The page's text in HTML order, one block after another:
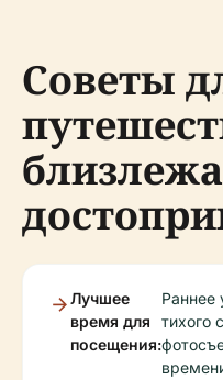
Советы
Лучшее
время для
посещения:
Раннее
тихого